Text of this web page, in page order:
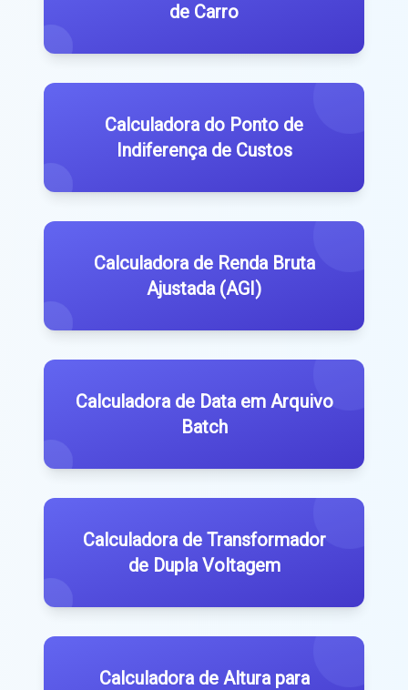
de Carro
Calculadora do Ponto de
Indiferença de Custos
Calculadora de Renda Bruta
Ajustada (AGI)
Calculadora de Data em Arquivo
Batch
Calculadora de Transformador
de Dupla Voltagem
Calculadora de Altura para